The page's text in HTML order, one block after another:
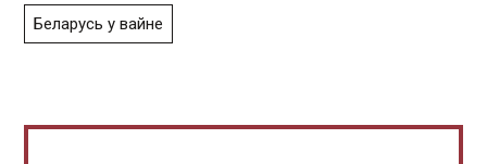
Беларусь у вайне